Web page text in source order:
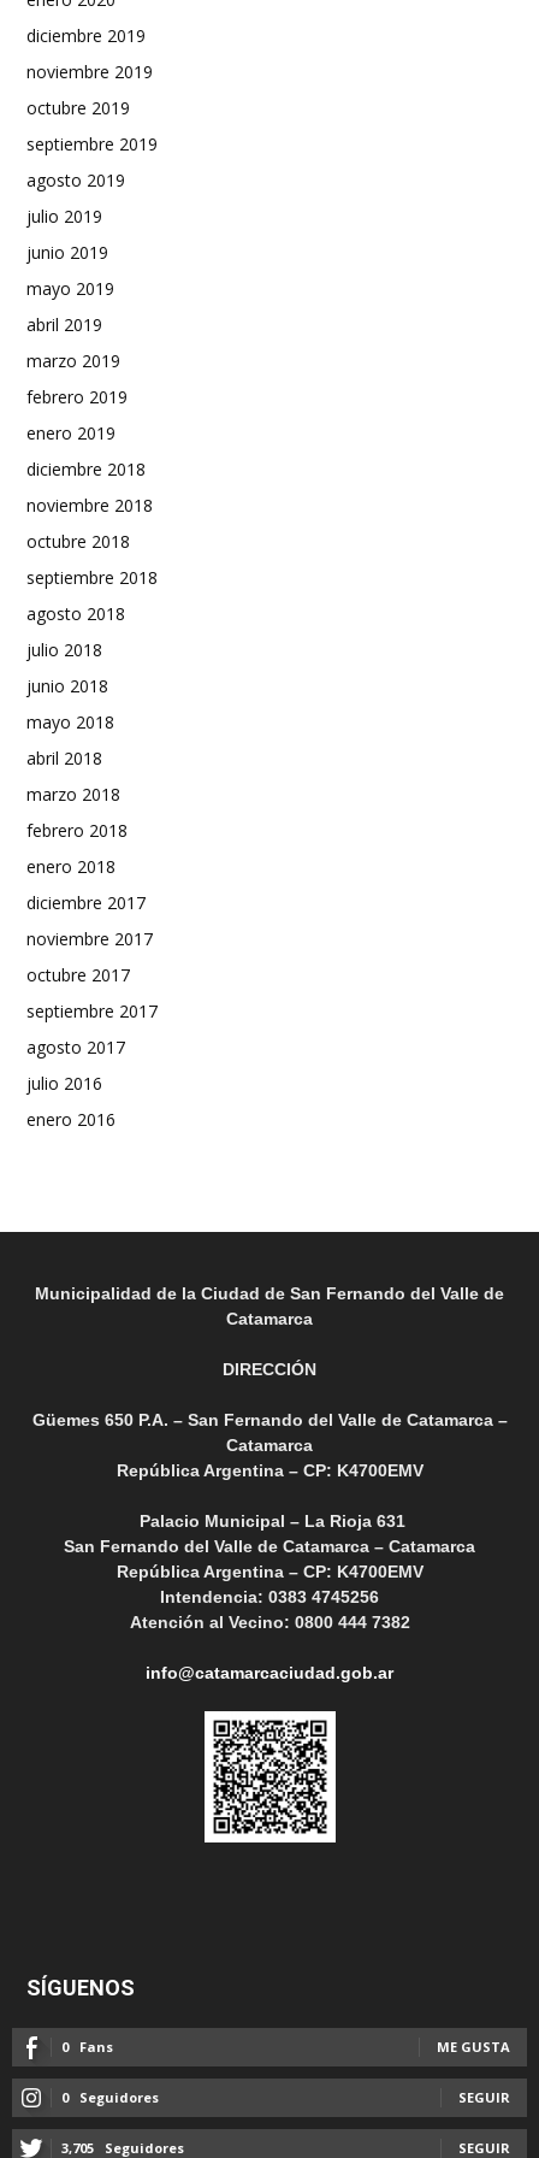
diciembre 2019
noviembre 2019
octubre 2019
septiembre 2019
agosto 2019
julio 2019
junio 2019
mayo 2019
abril 2019
marzo 2019
febrero 2019
enero 2019
diciembre 2018
noviembre 2018
octubre 2018
septiembre 2018
agosto 2018
julio 2018
junio 2018
mayo 2018
abril 2018
marzo 2018
febrero 2018
enero 2018
diciembre 2017
noviembre 2017
octubre 2017
septiembre 2017
agosto 2017
julio 2016
enero 2016
Municipalidad de la Ciudad de San Fernando del Valle de
Catamarca
DIRECCIÓN
Güemes 650 P.A. – San Fernando del Valle de Catamarca –
Catamarca
República Argentina – CP: K4700EMV
Palacio Municipal – La Rioja 631
San Fernando del Valle de Catamarca – Catamarca
República Argentina – CP: K4700EMV
Intendencia: 0383 4745256
Atención al Vecino: 0800 444 7382
info@catamarcaciudad.gob.ar
SÍGUENOS
0 Fans ME GUSTA
0 Seguidores SEGUIR
3,705 Seguidores SEGUIR